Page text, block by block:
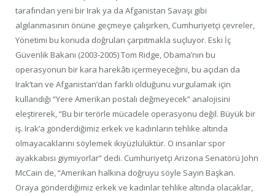
tarafından yeni bir Irak ya da Afganistan Savaşı gibi
algılanmasının önüne geçmeye çalışırken, Cumhuriyetçi çevreler,
Yönetimi bu konuda doğruları çarpıtmakla suçluyor. Eski İç
Güvenlik Bakanı (2003-2005) Tom Ridge, Obama’nın bu
operasyonun bir kara harekâtı içermeyeceğini, bu açıdan da
Irak’tan ve Afganistan’dan farklı olduğunu vurgulamak için
kullandığı “Yere Amerikan postalı değmeyecek” analojisini
eleştirerek, “Bu bir terörle mücadele operasyonu değil. Büyük bir
iş. Irak’a gönderdiğimiz erkek ve kadınların tehlike altında
olmayacaklarını söylemek ikiyüzlülüktür. O insanlar spor
ayakkabısı giymiyorlar” dedi. Cumhuriyetçi Arizona Senatörü John
McCain de, “Amerikan halkına doğruyu söyle Sayın Başkan.
Oraya gönderdiğimiz erkek ve kadınlar tehlike altında olacaklar,